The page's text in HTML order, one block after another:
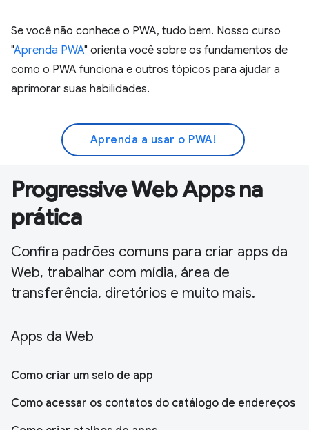
Se você não conhece o PWA, tudo bem. Nosso curso
"Aprenda PWA" orienta você sobre os fundamentos de
como o PWA funciona e outros tópicos para ajudar a
aprimorar suas habilidades.
Aprenda a usar o PWA!
Progressive Web Apps na
prática
Confira padrões comuns para criar apps da
Web, trabalhar com mídia, área de
transferência, diretórios e muito mais.
Apps da Web
Como criar um selo de app
Como acessar os contatos do catálogo de endereços